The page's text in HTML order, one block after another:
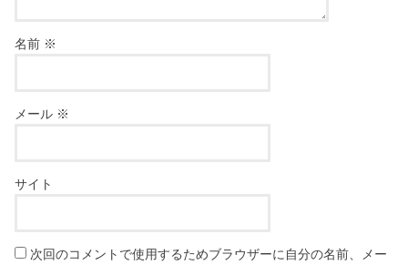
名前 ※
メール ※
サイト
次回のコメントで使用するためブラウザーに自分の名前、メー